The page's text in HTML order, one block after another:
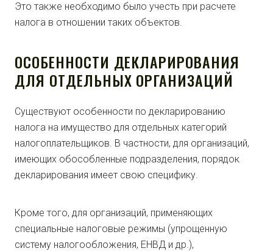
Это также необходимо было учесть при расчете
налога в отношении таких объектов.
ОСОБЕННОСТИ ДЕКЛАРИРОВАНИЯ
ДЛЯ ОТДЕЛЬНЫХ ОРГАНИЗАЦИЙ
Существуют особенности по декларированию
налога на имущество для отдельных категорий
налогоплательщиков. В частности, для организаций,
имеющих обособленные подразделения, порядок
декларирования имеет свою специфику.
Кроме того, для организаций, применяющих
специальные налоговые режимы (упрощенную
систему налогообложения, ЕНВД и др.),